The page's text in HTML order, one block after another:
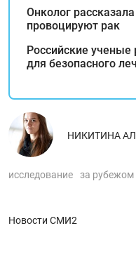
Онколог
провоцируют рак
Российские
для безопасного
НИКИТИНА
исследование за рубежом
Новости СМИ2